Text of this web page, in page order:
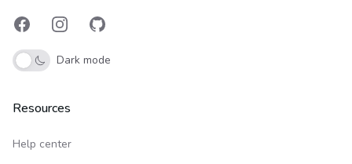
FacebookInstagramGitHub
Dark mode
Resources
Help center